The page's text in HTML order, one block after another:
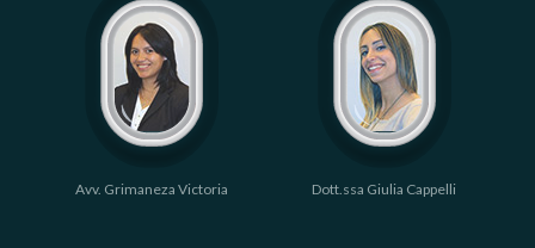
Avv. Grimaneza Victoria Dott.ssa Giulia Cappelli